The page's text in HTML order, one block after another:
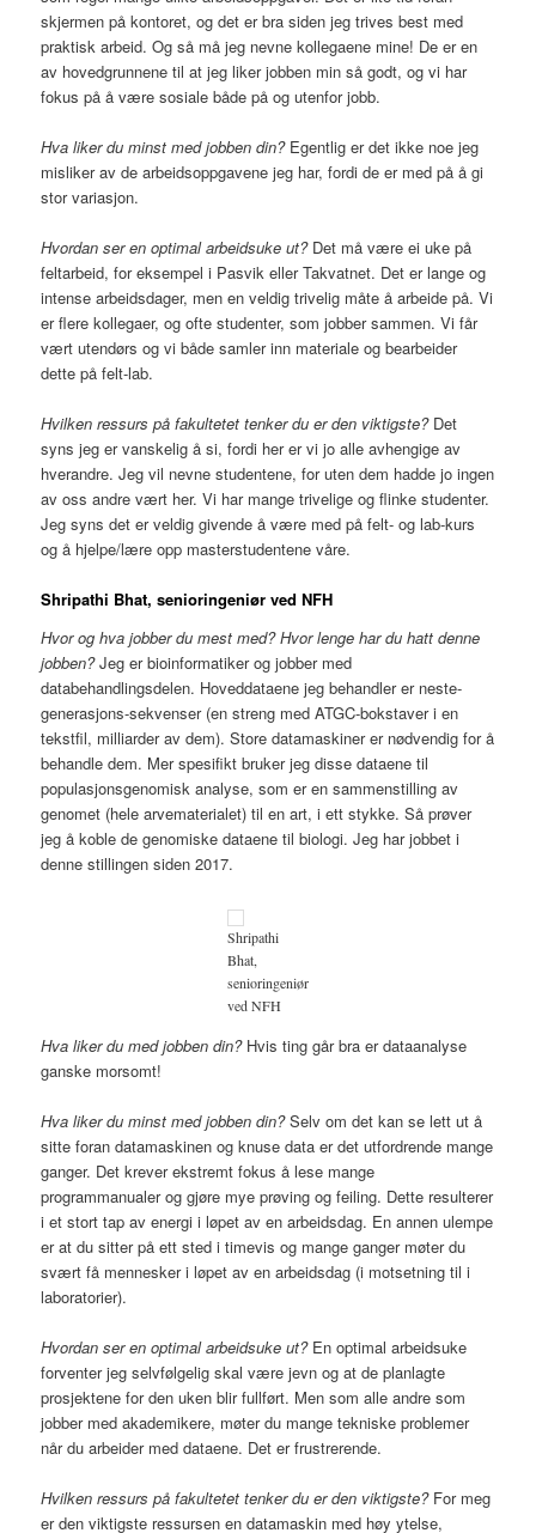
skjermen på kontoret, og det er bra siden jeg trives best med
praktisk arbeid. Og så må jeg nevne kollegaene mine! De er en
av hovedgrunnene til at jeg liker jobben min så godt, og vi har
fokus på å være sosiale både på og utenfor jobb.
Hva liker du minst med jobben din? Egentlig er det ikke noe jeg
misliker av de arbeidsoppgavene jeg har, fordi de er med på å gi
stor variasjon.
Hvordan ser en optimal arbeidsuke ut? Det må være ei uke på
feltarbeid, for eksempel i Pasvik eller Takvatnet. Det er lange og
intense arbeidsdager, men en veldig trivelig måte å arbeide på. Vi
er flere kollegaer, og ofte studenter, som jobber sammen. Vi får
vært utendørs og vi både samler inn materiale og bearbeider
dette på felt-lab.
Hvilken ressurs på fakultetet tenker du er den viktigste? Det
syns jeg er vanskelig å si, fordi her er vi jo alle avhengige av
hverandre. Jeg vil nevne studentene, for uten dem hadde jo ingen
av oss andre vært her. Vi har mange trivelige og flinke studenter.
Jeg syns det er veldig givende å være med på felt- og lab-kurs
og å hjelpe/lære opp masterstudentene våre.
Shripathi Bhat, senioringeniør ved NFH
Hvor og hva jobber du mest med? Hvor lenge har du hatt denne
jobben?Jeg er bioinformatiker og jobber med
databehandlingsdelen. Hoveddataene jeg behandler er neste-
generasjons-sekvenser (en streng med ATGC-bokstaver i en
tekstfil, milliarder av dem). Store datamaskiner er nødvendig for å
behandle dem. Mer spesifikt bruker jeg disse dataene til
populasjonsgenomisk analyse, som er en sammenstilling av
genomet (hele arvematerialet) til en art, i ett stykke. Så prøver
jeg å koble de genomiske dataene til biologi. Jeg har jobbet i
denne stillingen siden 2017.
Shripathi
Bhat,
senioringeniør
ved NFH
Hva liker du med jobben din?Hvis ting går bra er dataanalyse
ganske morsomt!
Hva liker du minst med jobben din?Selv om det kan se lett ut å
sitte foran datamaskinen og knuse data er det utfordrende mange
ganger. Det krever ekstremt fokus å lese mange
programmanualer og gjøre mye prøving og feiling. Dette resulterer
i et stort tap av energi i løpet av en arbeidsdag. En annen ulempe
er at du sitter på ett sted i timevis og mange ganger møter du
svært få mennesker i løpet av en arbeidsdag (i motsetning til i
laboratorier).
Hvordan ser en optimal arbeidsuke ut? En optimal arbeidsuke
forventer jeg selvfølgelig skal være jevn og at de planlagte
prosjektene for den uken blir fullført. Men som alle andre som
jobber med akademikere, møter du mange tekniske problemer
når du arbeider med dataene. Det er frustrerende.
Hvilken ressurs på fakultetet tenker du er den viktigste? For meg
er den viktigste ressursen en datamaskin med høy ytelse,